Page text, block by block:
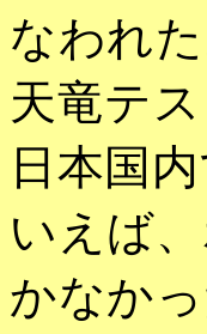
なわれ
天竜テ
日本国
いえば
かなか